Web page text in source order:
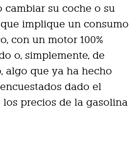
cambiar su coche o su
implique un consumo
con un motor 100%
o, simplemente, de
algo que ya ha hecho
dado el
precios de la gasolina